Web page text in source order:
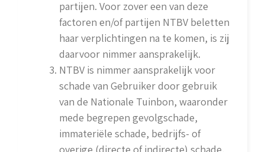
partijen. Voor zover een van deze
factoren en/of partijen NTBV beletten
haar verplichtingen na te komen, is zij
daarvoor nimmer aansprakelijk.
NTBV is nimmer aansprakelijk voor
schade van Gebruiker door gebruik
van de Nationale Tuinbon, waaronder
mede begrepen gevolgschade,
immateriële schade, bedrijfs- of
overige (directe of indirecte) schade,